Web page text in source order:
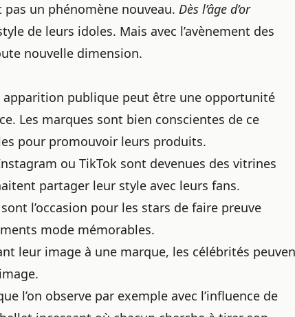
pas un phénomène nouveau. Dès l’âge d’or
de leurs idoles. Mais avec l’avènement des
nouvelle dimension.
apparition publique peut être une opportunité
Les marques sont bien conscientes de ce
pour promouvoir leurs produits.
ou TikTok sont devenues des vitrines
partager leur style avec leurs fans.
l’occasion pour les stars de faire preuve
mode mémorables.
leur image à une marque, les célébrités
l’on observe par exemple avec l’influence de